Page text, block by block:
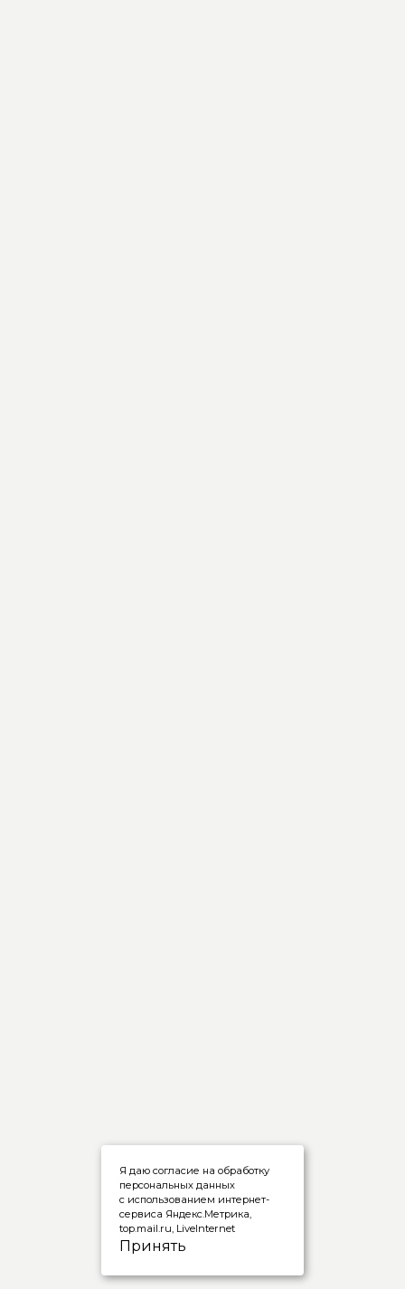
Я даю согласие на обработку
персональных данных
с использованием интернет-
сервиса Яндекс.Метрика,
top.mail.ru, LiveInternet
Принять